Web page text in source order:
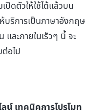
ปิดตัวให้ใช้ได้แล้วบน
ริการเป็นภาษาอังกฤษ
ละภายในเร็วๆ นี้ จะ
อไป
น์ เทคนิคการโปรโมท